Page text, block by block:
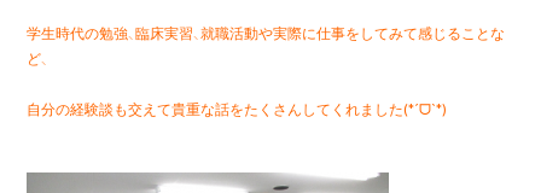
学生時代の勉強、臨床実習、就職活動や実際に仕事をしてみて感じることな
ど、
自分の経験談も交えて貴重な話をたくさんしてくれました(*ˊᗜˋ*)